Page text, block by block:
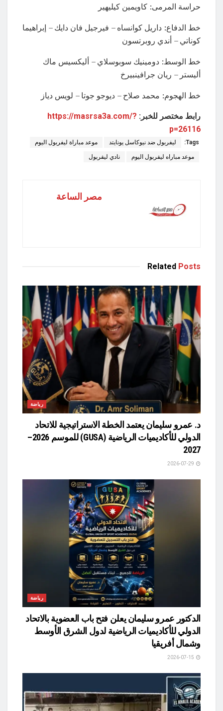
حراسة المرمى: كاويمين كيليهير
خط الدفاع: داريل كوانساه – فيرجيل فان دايك – إبراهيما
كوناتي – أندي روبرتسون
خط الوسط: دومينيك سوبوسلاي – أليكسيس ماك
أليستر – ريان جرافينبيرخ
خط الهجوم: محمد صلاح – ديوجو جوتا – لويس دياز
رابط مختصر للخبر: https://masrsa3a.com/?
p=26116
Tags: ليفربول ضد نيوكاسل يونايتد موعد مباراة ليفربول اليوم
موعد مباراه ليفربول اليوم نادي ليفربول
مصر الساعة
Related Posts
رياضة
د. عمرو سليمان يعتمد الخطة الاستراتيجية للاتحاد
الدولي للأكاديميات الرياضية (GUSA) للموسم 2026–
2027
رياضة
الدكتور عمرو سليمان يعلن فتح باب العضوية بالاتحاد
الدولي للأكاديميات الرياضية لدول الشرق الأوسط
وشمال أفريقيا